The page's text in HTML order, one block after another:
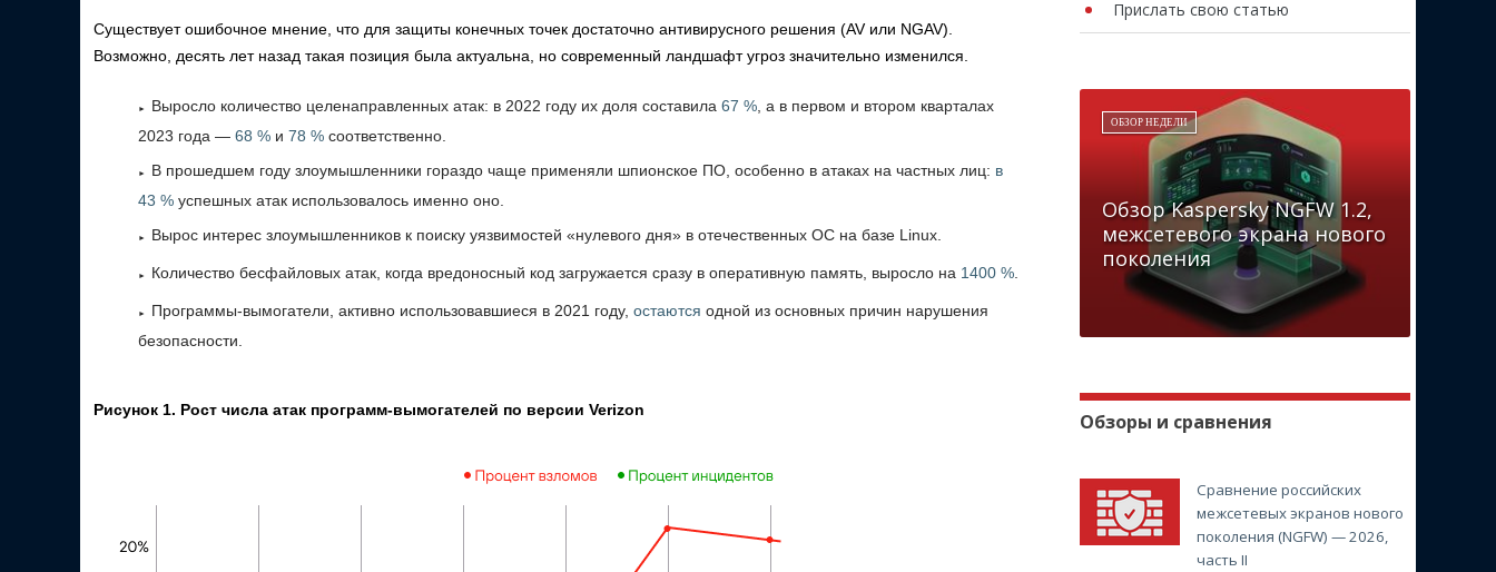
Существует ошибочное мнение, что для защиты конечных точек достаточно антивирусного решения (AV или NGAV).
Возможно, десять лет назад такая позиция была актуальна, но современный ландшафт угроз значительно изменился.
Выросло количество целенаправленных атак: в 2022 году их доля составила 67 % , а в первом и втором кварталах
2023 года — 68 % и 78 % соответственно.
В прошедшем году злоумышленники гораздо чаще применяли шпионское ПО, особенно в атаках на частных лиц: в
43 % успешных атак использовалось именно оно.
Вырос интерес злоумышленников к поиску уязвимостей «нулевого дня» в отечественных ОС на базе Linux.
Количество бесфайловых атак, когда вредоносный код загружается сразу в оперативную память, выросло на 1400 %
Программы-вымогатели, активно использовавшиеся в 2021 году, остаются одной из основных причин нарушения
безопасности.
Рисунок 1. Рост числа атак программ-вымогателей по версии Verizon
Прислать свою статью
ОБЗОР НЕДЕЛИ
Обзор Kaspersky NGFW 1.2,
межсетевого экрана нового
поколения
Обзоры и сравнения
Сравнение российских
межсетевых экранов нового
поколения (NGFW) — 2026,
часть II